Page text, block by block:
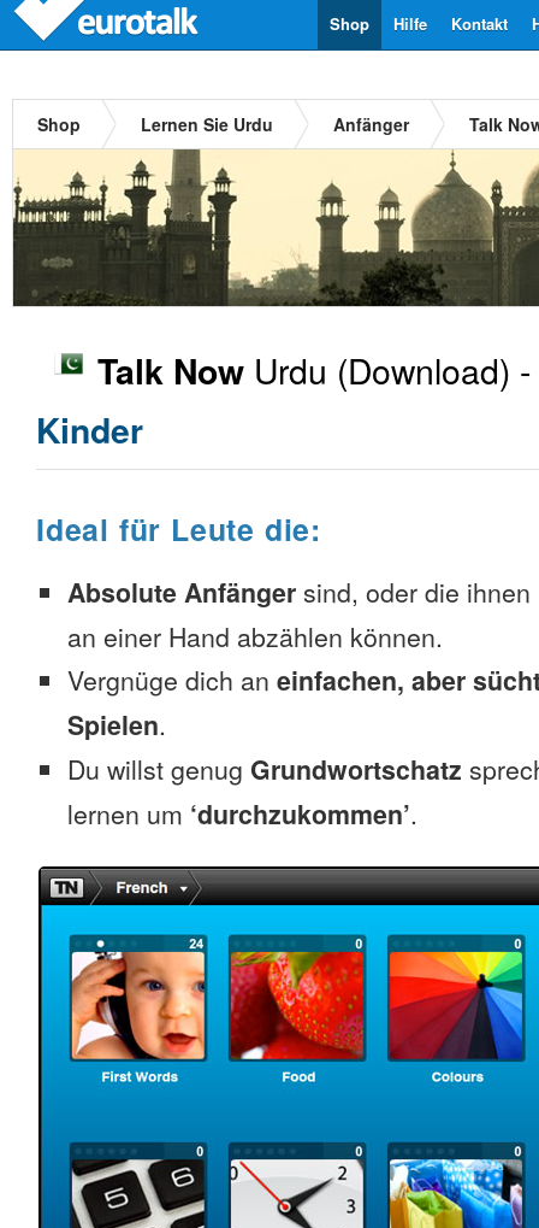
Kontakt
Hilfe
Shop
Shop Lernen Sie Urdu Anfänger Talk
Talk Now Urdu (Download) -
Kinder
Ideal für Leute die:
Absolute Anfänger sind, oder die
an einer Hand abzählen können.
Vergnüge dich an einfachen, aber
Spielen.
Du willst genug Grundwortschatz
lernen um ‘durchzukommen’.